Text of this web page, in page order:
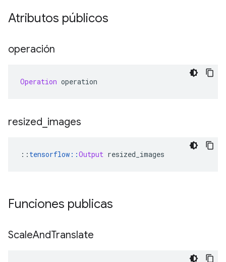
Atributos públicos
operación
Operation operation
resized images
:: tensorflow ::Output resized_images
Funciones publicas
ScaleAndTranslate